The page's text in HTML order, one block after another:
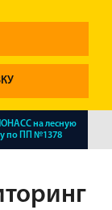
на лесную
по ПП №1378